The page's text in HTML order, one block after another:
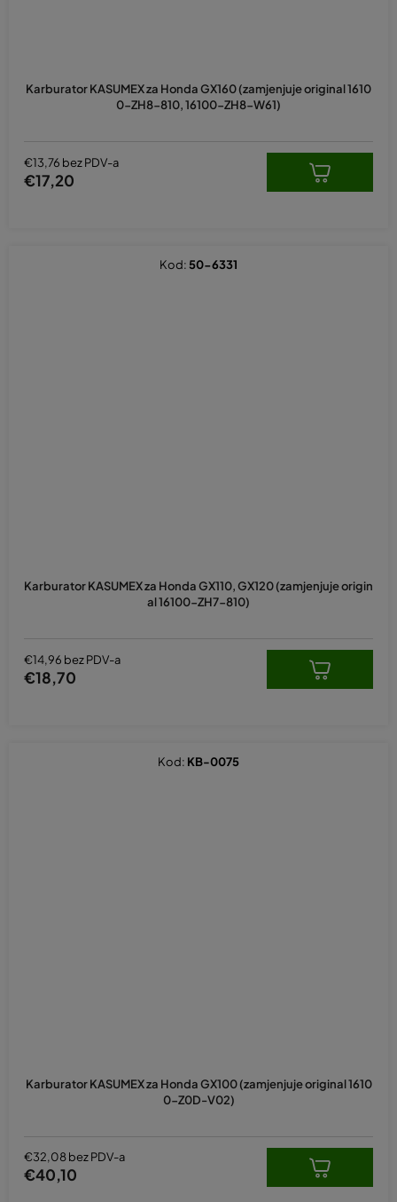
Karburator KASUMEX za Honda GX160 (zamjenjuje original 1610
0-ZH8-810, 16100-ZH8-W61)
€13,76 bez PDV-a
€17,20
Karburator KASUMEX za Honda GX110, GX120 (zamjenjuje origin
al 16100-ZH7-810)
€14,96 bez PDV-a
€18,70
Kod: 50-6331
Karburator KASUMEX za Honda GX100 (zamjenjuje original 1610
0-Z0D-V02)
€32,08 bez PDV-a
€40,10
Kod: KB-0075